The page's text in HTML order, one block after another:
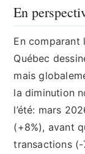
En
En comparant
Québec
mais
la diminution
l’été: mars
(+8%), avant
transactions (-